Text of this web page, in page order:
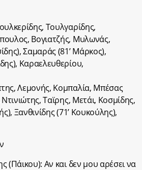
Τουλγαρίδης,
Βογιατζής, Μυλωνάς,
Σαμαράς (81’ Μάρκος),
Καραελευθερίου,
Λεμονής, Κομπαλία, Μπέσας
Ταϊρης, Μετάι, Κοσμίδης,
Ξανθινίδης (71’ Κουκούλης),
(Πάικου): Αν και δεν μου αρέσει να